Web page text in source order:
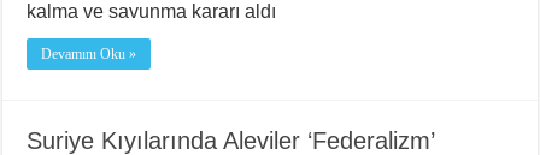
kalma ve savunma kararı aldı
Devamını Oku »
Suriye Kıyılarında Aleviler ‘Federalizm’